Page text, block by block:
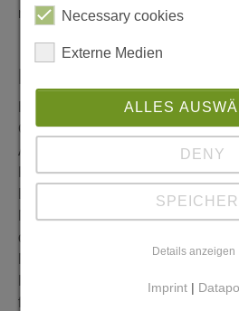
nachhaltige soziale und berufliche
Bei der Auswahl von Personal
Grundqualifikation, entsprechend
Anforderungsprofils, im
Fachlichkeit, Kompetenz,
Denken und Handeln unserer
Mitarbeiter*innen und geben
durch Fort- und Weiterbildungen
Mitarbeiter*innen beraten und
Kund*innen individuell und
fachliche und persönliche
Necessary cookies
Externe Medien
ALLES
DENY
Details anzeigen
Imprint |